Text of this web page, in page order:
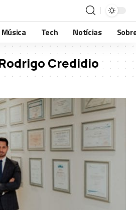
Música Tech Notícias
Credidio